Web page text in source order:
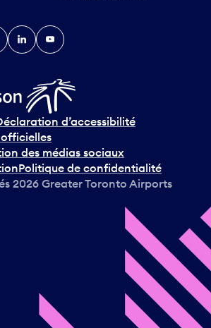
LinkedInYouTube
d’accessibilité
officielles
des médias sociaux
Politique de confidentialité
2026 Greater Toronto Airports